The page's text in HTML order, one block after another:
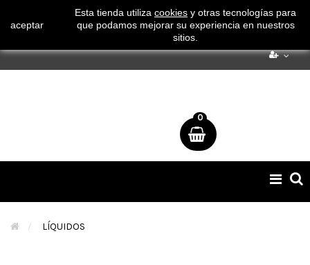
¡ Consigue tu envío gratuito por compras superiores a 50€
!
0
de
> LÍQUIDOS
aceptar
Esta tienda utiliza cookies y otras tecnologías para
que podamos mejorar su experiencia en nuestros
sitios.